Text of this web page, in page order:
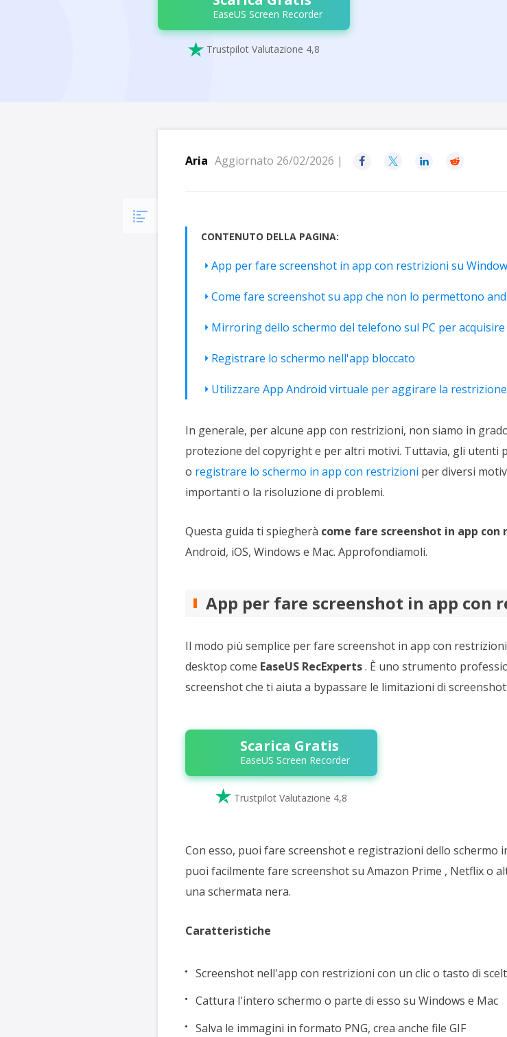
EaseUS Screen Recorder
 Trustpilot Valutazione 4,8
Aria Aggiornato 26/02/2026 |    
CONTENUTO DELLA PAGINA:
App per fare screenshot in app con restrizioni su
Come fare screenshot su app che non lo permettono
Mirroring dello schermo del telefono sul PC per
Registrare lo schermo nell'app bloccato
Utilizzare App Android virtuale per aggirare la
In generale, per alcune app con restrizioni, non siamo in
protezione del copyright e per altri motivi. Tuttavia, gli utenti
o registrare lo schermo in app con restrizioni per diversi
importanti o la risoluzione di problemi.
Questa guida ti spiegherà come fare screenshot in app con
Android, iOS, Windows e Mac. Approfondiamoli.
App per fare screenshot in app con
Il modo più semplice per fare screenshot in app con
desktop come EaseUS RecExperts. È uno strumento
screenshot che ti aiuta a bypassare le limitazioni di
Scarica Gratis
EaseUS Screen Recorder
 Trustpilot Valutazione 4,8
Con esso, puoi fare screenshot e registrazioni dello schermo
puoi facilmente fare screenshot su Amazon Prime , Netflix o
una schermata nera.
Caratteristiche
Screenshot nell'app con restrizioni con un clic o tasto di
Cattura l'intero schermo o parte di esso su Windows e Mac
Salva le immagini in formato PNG, crea anche file GIF